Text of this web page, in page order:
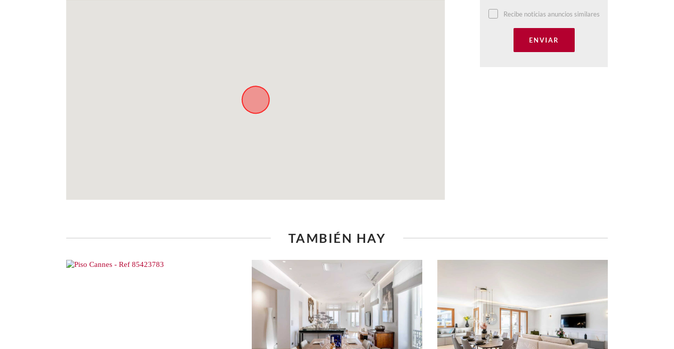
Recibe noticias anuncios similares
TAMBIÉN HAY